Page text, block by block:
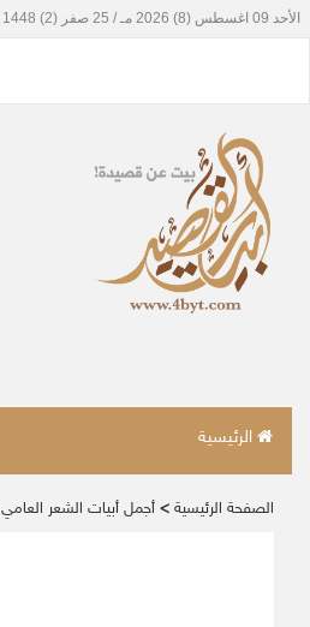
الرئيسية
الصفحة الرئيسية > أجمل أبيات الشعر العامي